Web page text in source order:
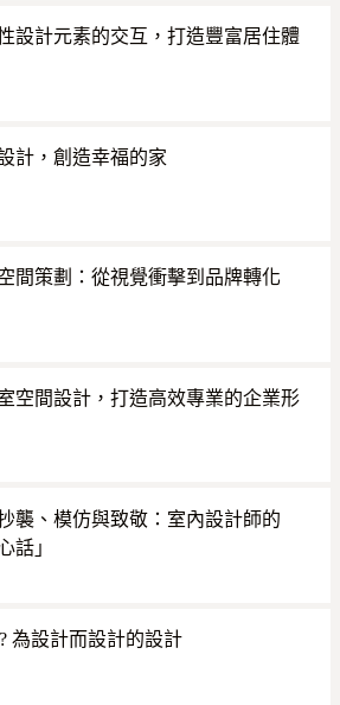
設計元素的交互，打造豐富居住體
計，創造幸福的家
間策劃：從視覺衝擊到品牌轉化
空間設計，打造高效專業的企業形
襲、模仿與致敬：室內設計師的
話」
為設計而設計的設計